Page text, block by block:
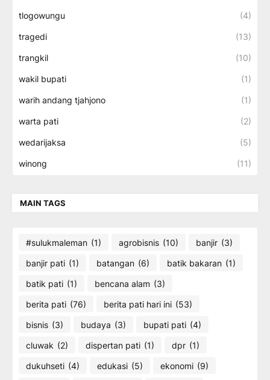
tlogowungu (4)
tragedi (13)
trangkil (10)
wakil bupati (1)
warih andang tjahjono (1)
warta pati (2)
wedarijaksa (5)
winong (11)
MAIN TAGS
#sulukmaleman (1) agrobisnis (10) banjir (3)
banjir pati (1) batangan (6) batik bakaran (1)
batik pati (1) bencana alam (3)
berita pati (76) berita pati hari ini (53)
bisnis (3) budaya (3) bupati pati (4)
cluwak (2) dispertan pati (1) dpr (1)
dukuhseti (4) edukasi (5) ekonomi (9)